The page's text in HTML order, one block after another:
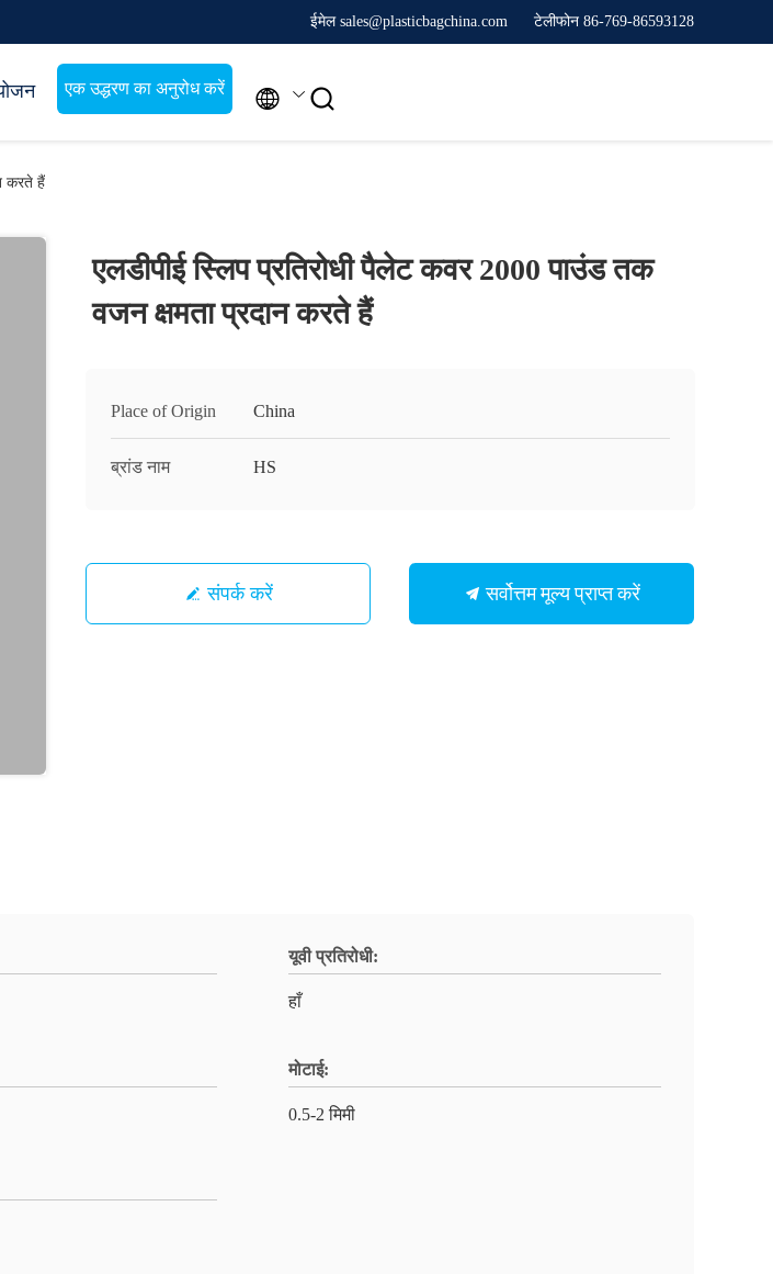
ईमेल sales@plasticbagchina.com टेलीफोन 86-769-86593128
एक उद्धरण का अनुरोध करें  
करते हैं
एलडीपीई स्लिप प्रतिरोधी पैलेट कवर 2000 पाउंड तक
वजन क्षमता प्रदान करते हैं
Place of Origin China
ब्रांड नाम HS
संपर्क करें सर्वोत्तम मूल्य प्राप्त करें
यूवी प्रतिरोधी:
हाँ
मोटाई:
0.5-2 मिमी